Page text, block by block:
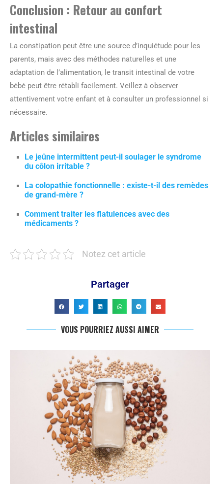
Conclusion : Retour au confort
intestinal
La constipation peut être une source d’inquiétude pour les
parents, mais avec des méthodes naturelles et une
adaptation de l’alimentation, le transit intestinal de votre
bébé peut être rétabli facilement. Veillez à observer
attentivement votre enfant et à consulter un professionnel si
nécessaire.
Articles similaires
Le jeûne intermittent peut-il soulager le syndrome
du côlon irritable ?
La colopathie fonctionnelle : existe-t-il des remèdes
de grand-mère ?
Comment traiter les flatulences avec des
médicaments ?
Notez cet article
Partager
VOUS POURRIEZ AUSSI AIMER